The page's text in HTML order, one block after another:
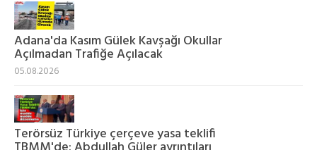
Adana'da Kasım Gülek Kavşağı Okullar
Açılmadan Trafiğe Açılacak
05.08.2026
Terörsüz Türkiye çerçeve yasa teklifi